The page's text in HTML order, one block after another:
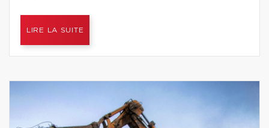
LIRE LA SUITE